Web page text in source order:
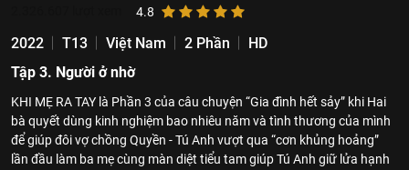
4.8
2022 T13 Việt Nam 2 Phần
HD
Tập 3. Người ở nhờ
KHI MẸ RA TAY là Phần 3 của câu chuyện “Gia đình hết sảy” khi Hai
bà quyết dùng kinh nghiệm bao nhiêu năm và tình thương của mình
để giúp đôi vợ chồng Quyền - Tú Anh vượt qua “cơn khủng hoảng”
lần đầu làm ba mẹ cùng màn diệt tiểu tam giúp Tú Anh giữ lửa hạnh